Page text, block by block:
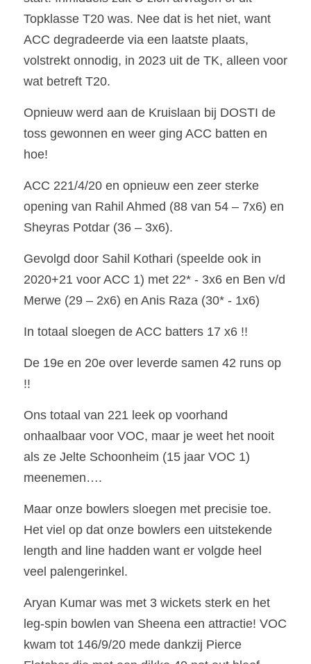
Topklasse T20 was. Nee dat is het niet, want
ACC degradeerde via een laatste plaats,
volstrekt onnodig, in 2023 uit de TK, alleen voor
wat betreft T20.
Opnieuw werd aan de Kruislaan bij DOSTI de
toss gewonnen en weer ging ACC batten en
hoe!
ACC 221/4/20 en opnieuw een zeer sterke
opening van Rahil Ahmed (88 van 54 – 7x6) en
Sheyras Potdar (36 – 3x6).
Gevolgd door Sahil Kothari (speelde ook in
2020+21 voor ACC 1) met 22* - 3x6 en Ben v/d
Merwe (29 – 2x6) en Anis Raza (30* - 1x6)
In totaal sloegen de ACC batters 17 x6 !!
De 19e en 20e over leverde samen 42 runs op
!!
Ons totaal van 221 leek op voorhand
onhaalbaar voor VOC, maar je weet het nooit
als ze Jelte Schoonheim (15 jaar VOC 1)
meenemen….
Maar onze bowlers sloegen met precisie toe.
Het viel op dat onze bowlers een uitstekende
length and line hadden want er volgde heel
veel palengerinkel.
Aryan Kumar was met 3 wickets sterk en het
leg-spin bowlen van Sheena een attractie! VOC
kwam tot 146/9/20 mede dankzij Pierce